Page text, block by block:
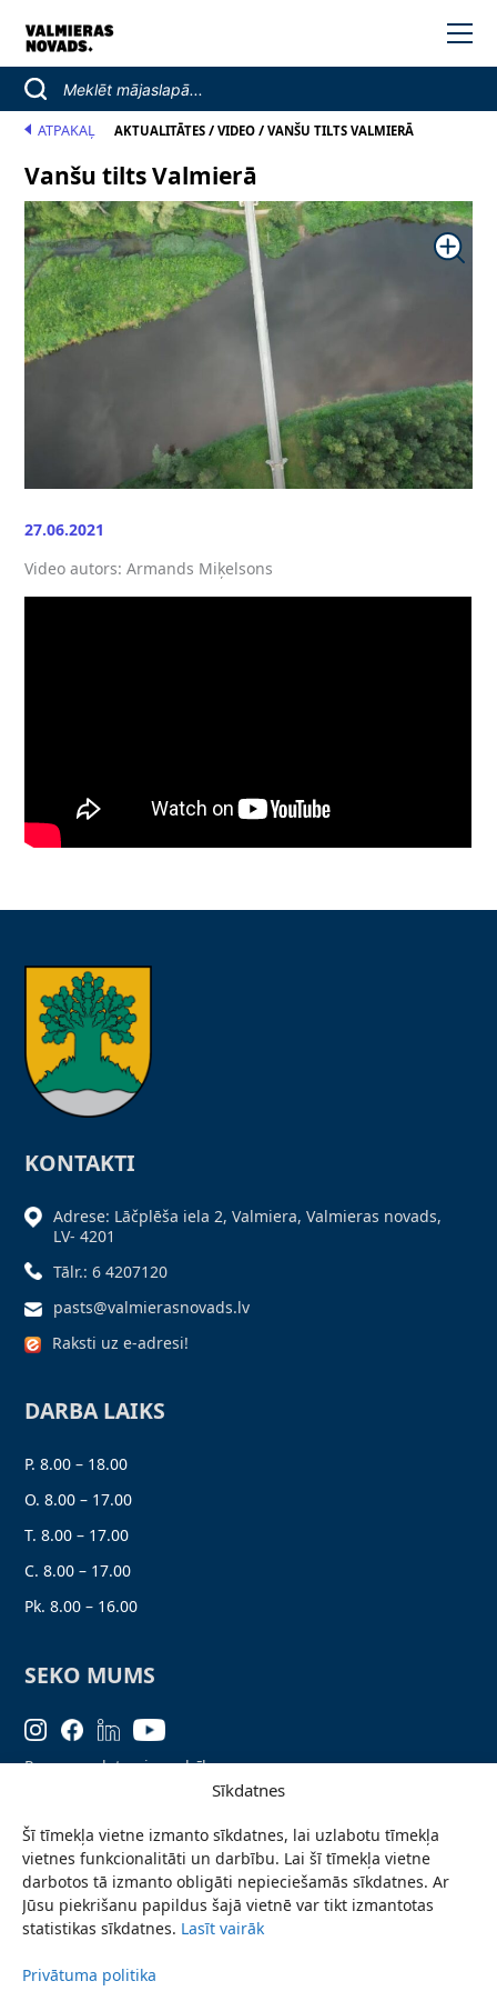
Sīkdatnes
Šī tīmekļa vietne izmanto sīkdatnes, lai uzlabotu tīmekļa
vietnes funkcionalitāti un darbību. Lai šī tīmekļa vietne
darbotos tā izmanto obligāti nepieciešamās sīkdatnes. Ar
Jūsu piekrišanu papildus šajā vietnē var tikt izmantotas
statistikas sīkdatnes. Lasīt vairāk
Privātuma politika
ATPAKAĻ AKTUALITĀTES/ VIDEO/ VANŠU TILTS VALMIERĀ
Vanšu tilts Valmierā
27.06.2021
Video autors: Armands Miķelsons
KONTAKTI
Adrese: Lāčplēša iela 2, Valmiera, Valmieras novads,
LV- 4201
Tālr.: 6 4207120
pasts@valmierasnovads.lv
Raksti uz e-adresi!
DARBA LAIKS
P. 8.00 – 18.00
O. 8.00 – 17.00
T. 8.00 – 17.00
C. 8.00 – 17.00
Pk. 8.00 – 16.00
SEKO MUMS
Personas datu aizsardzība
Ziņo par problēmu
Pieteikties jaunumiem
Piekļūstamības paziņojums